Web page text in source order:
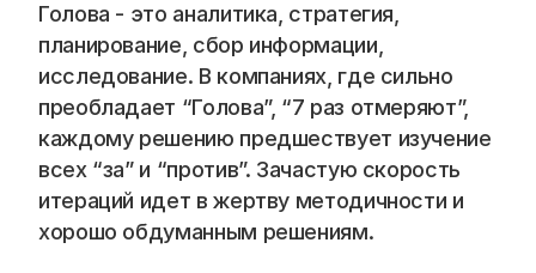
Blog
Careers
Docs
About
Голова - это аналитика, стратегия,
планирование, сбор информации,
исследование. В компаниях, где сильно
преобладает “Голова”, “7 раз отмеряют”,
каждому решению предшествует изучение
всех “за” и “против”. Зачастую скорость
итераций идет в жертву методичности и
хорошо обдуманным решениям.